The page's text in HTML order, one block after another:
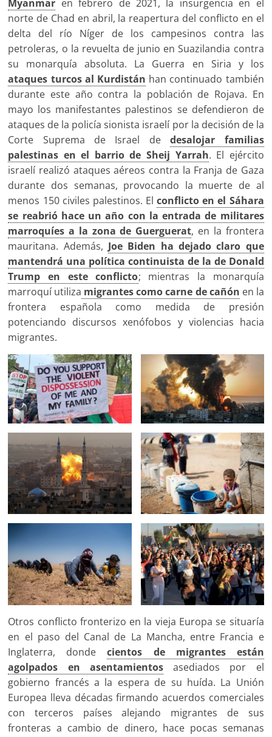
Myanmar en febrero de 2021, la insurgencia en el
norte de Chad en abril, la reapertura del conflicto en el
delta del río Níger de los campesinos contra las
petroleras, o la revuelta de junio en Suazilandia contra
su monarquía absoluta. La Guerra en Siria y los
ataques turcos al Kurdistán han continuado también
durante este año contra la población de Rojava. En
mayo los manifestantes palestinos se defendieron de
ataques de la policía sionista israelí por la decisión de la
Corte Suprema de Israel dedesalojar familias
palestinas en el barrio de Sheij Yarrah. El ejército
israelí realizó ataques aéreos contra la Franja de Gaza
durante dos semanas, provocando la muerte de al
menos 150 civiles palestinos. Elconflicto en el Sáhara
se reabrió hace un año con la entrada de militares
marroquíes a la zona de Guerguerat, en la frontera
mauritana. Además, Joe Biden ha dejado claro que
mantendrá una política continuista de la de Donald
Trump en este conflicto; mientras la monarquía
marroquí utiliza migrantes como carne de cañón en la
frontera española como medida de presión
potenciando discursos xenófobos y violencias hacia
migrantes.
Otros conflicto fronterizo en la vieja Europa se situaría
en el paso del Canal de La Mancha, entre Francia e
Inglaterra, dondecientos de migrantes están
agolpados en asentamientosasediados por el
gobierno francés a la espera de su huída. La Unión
Europea lleva décadas firmando acuerdos comerciales
con terceros países alejando migrantes de sus
fronteras a cambio de dinero, hace pocas semanas